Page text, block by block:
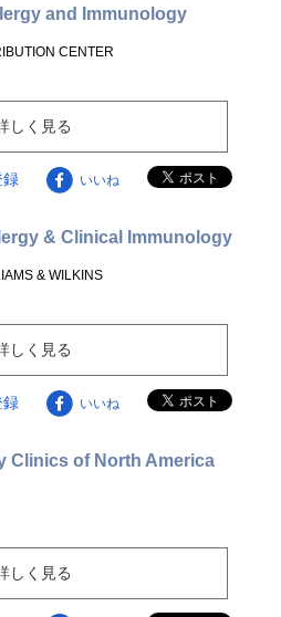
and Immunology
CENTER
しく見る
録 いいね
& Clinical Immunology
& WILKINS
しく見る
録 いいね
Clinics of North America
しく見る